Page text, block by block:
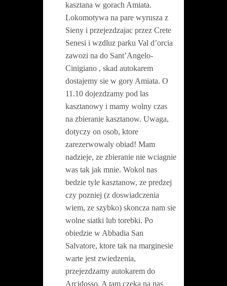
kasztana w gorach Amiata.
Lokomotywa na pare wyrusza z
Sieny i przejezdzajac przez Crete
Senesi i wzdluz parku Val d’orcia
zawozi na do Sant’Angelo-
Cinigiano , skad autokarem
dostajemy sie w gory Amiata. O
11.10 dojezdzamy pod las
kasztanowy i mamy wolny czas
na zbieranie kasztanow. Uwaga,
dotyczy on osob, ktore
zarezerwowaly obiad! Mam
nadzieje, ze zbieranie nie wciagnie
was tak jak mnie. Wokol nas
bedzie tyle kasztanow, ze predzej
czy pozniej (z doswiadczenia
wiem, ze szybko) skoncza nam sie
wolne siatki lub torebki. Po
obiedzie w Abbadia San
Salvatore, ktore tak na marginesie
warte jest zwiedzenia,
przejezdzamy autokarem do
Arcidosso. A tam czeka na nas